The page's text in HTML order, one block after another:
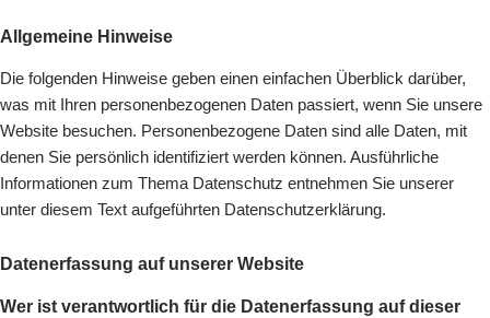
Allgemeine Hinweise
Die folgenden Hinweise geben einen einfachen Überblick darüber,
was mit Ihren personenbezogenen Daten passiert, wenn Sie unsere
Website besuchen. Personenbezogene Daten sind alle Daten, mit
denen Sie persönlich identifiziert werden können. Ausführliche
Informationen zum Thema Datenschutz entnehmen Sie unserer
unter diesem Text aufgeführten Datenschutzerklärung.
Datenerfassung auf unserer Website
Wer ist verantwortlich für die Datenerfassung auf dieser